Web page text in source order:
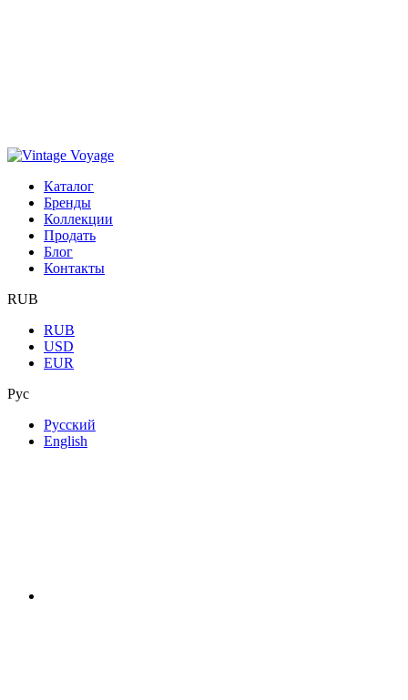
Каталог
Бренды
Коллекции
Продать
Блог
Контакты
RUB
RUB
USD
EUR
Рус
Русский
English